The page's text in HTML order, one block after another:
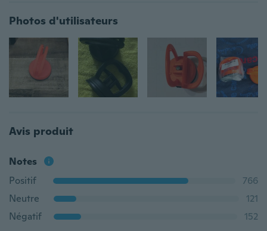
Photos d'utilisateurs
Avis produit
Notes
Positif
766
Neutre
121
Négatif
152